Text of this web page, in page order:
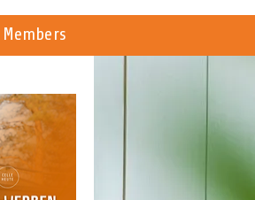
Members